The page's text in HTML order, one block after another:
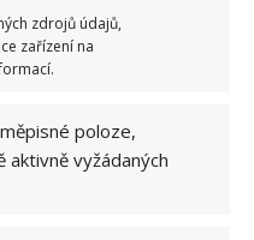
zdrojů údajů,
zařízení na
poloze,
aktivně vyžádaných